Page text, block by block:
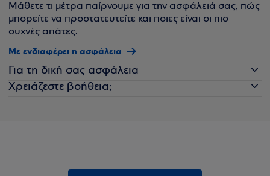
Μάθετε τι μέτρα παίρνουμε για την ασφάλειά σας, πώς
μπορείτε να προστατευτείτε και ποιες είναι οι πιο
συχνές απάτες.
Με ενδιαφέρει η ασφάλεια
Για τη δική σας ασφάλεια
Χρειάζεστε βοήθεια;